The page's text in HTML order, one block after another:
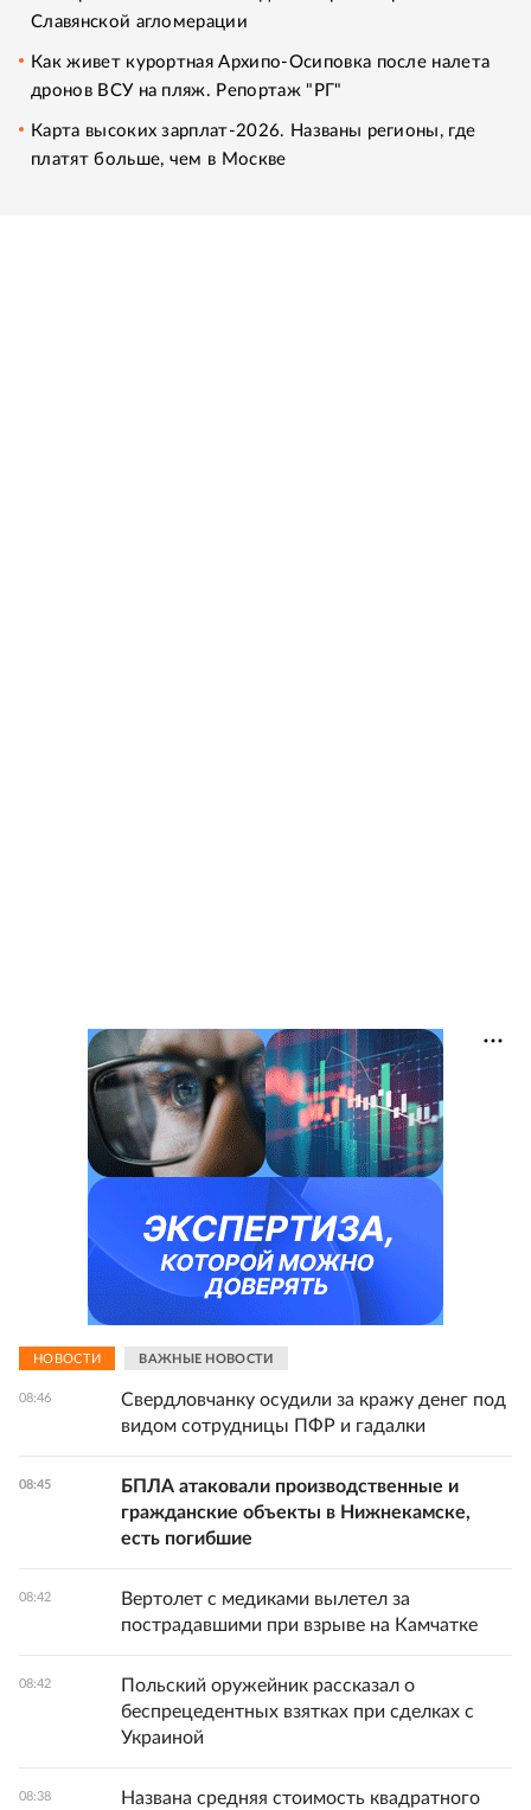
Славянской агломерации
Как живет курортная Архипо-Осиповка после налета
дронов ВСУ на пляж. Репортаж "РГ"
Карта высоких зарплат-2026. Названы регионы, где
платят больше, чем в Москве
НОВОСТИ ВАЖНЫЕ НОВОСТИ
08:46
Свердловчанку осудили за кражу денег под
видом сотрудницы ПФР и гадалки
08:45
БПЛА атаковали производственные и
гражданские объекты в Нижнекамске,
есть погибшие
08:42
Вертолет с медиками вылетел за
пострадавшими при взрыве на Камчатке
08:42
Польский оружейник рассказал о
беспрецедентных взятках при сделках с
Украиной
08:38 Названа средняя стоимость квадратного